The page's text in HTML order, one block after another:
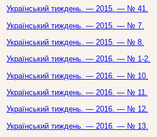
Український тиждень. — 2015. — № 41.
Український тиждень. — 2015. — № 7.
Український тиждень. — 2015. — № 8.
Український тиждень. — 2016. — № 1-2.
Український тиждень. — 2016. — № 10.
Український тиждень. — 2016. — № 11.
Український тиждень. — 2016. — № 12.
Український тиждень. — 2016. — № 13.